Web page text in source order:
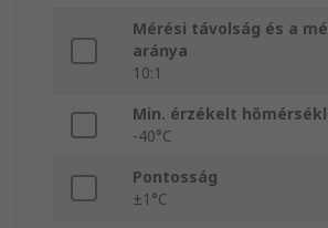
Mérési távolság és a
aránya
10:1
Min. érzékelt
-40°C
Pontosság
±1°C